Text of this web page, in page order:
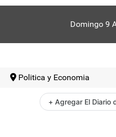
Domingo 9
Politica y Economia
+ Agregar El Diario